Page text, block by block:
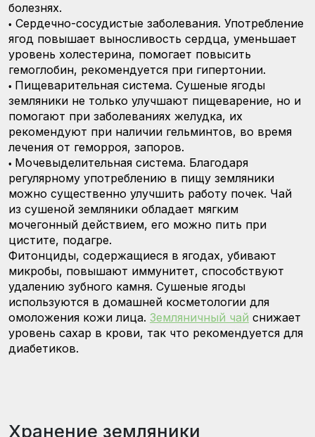
болезнях.
• Сердечно-сосудистые заболевания. Употребление
ягод повышает выносливость сердца, уменьшает
уровень холестерина, помогает повысить
гемоглобин, рекомендуется при гипертонии.
• Пищеварительная система. Сушеные ягоды
земляники не только улучшают пищеварение, но и
помогают при заболеваниях желудка, их
рекомендуют при наличии гельминтов, во время
лечения от геморроя, запоров.
• Мочевыделительная система. Благодаря
регулярному употреблению в пищу земляники
можно существенно улучшить работу почек. Чай
из сушеной земляники обладает мягким
мочегонный действием, его можно пить при
цистите, подагре.
Фитонциды, содержащиеся в ягодах, убивают
микробы, повышают иммунитет, способствуют
удалению зубного камня. Сушеные ягоды
используются в домашней косметологии для
омоложения кожи лица. Земляничный чай снижает
уровень сахар в крови, так что рекомендуется для
диабетиков.
Хранение земляники